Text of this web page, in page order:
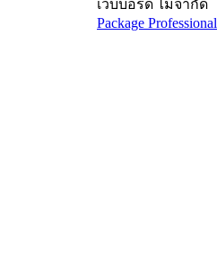
เว็บบอร์ด ไม่จำกัด
Package Professional